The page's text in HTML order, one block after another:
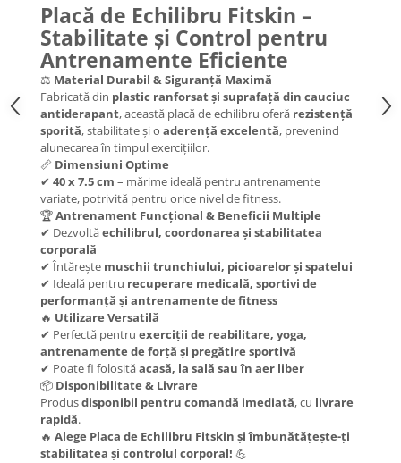
Placă de Echilibru Fitskin –
Stabilitate și Control pentru
Antrenamente Eficiente
⚖️ Material Durabil & Siguranță Maximă
Fabricată din plastic ranforsat și suprafață din cauciuc
antiderapant, această placă de echilibru oferă rezistență
sporită, stabilitate și o aderență excelentă, prevenind
alunecarea în timpul exercițiilor.
📏 Dimensiuni Optime
✔ 40 x 7.5 cm – mărime ideală pentru antrenamente
variate, potrivită pentru orice nivel de fitness.
🏆Antrenament Funcțional & Beneficii Multiple
✔ Dezvoltăechilibrul, coordonarea și stabilitatea
corporală
✔ Întărește muschii trunchiului, picioarelor și spatelui
✔ Ideală pentru recuperare medicală, sportivi de
performanță și antrenamente de fitness
🔥 Utilizare Versatilă
✔ Perfectă pentru exerciții de reabilitare, yoga,
antrenamente de forță și pregătire sportivă
✔ Poate fi folosităacasă, la sală sau în aer liber
📦 Disponibilitate & Livrare
Produsdisponibil pentru comandă imediată, cu livrare
rapidă.
🔥 Alege Placa de Echilibru Fitskin și îmbunătățește-ți
stabilitatea și controlul corporal! 💪